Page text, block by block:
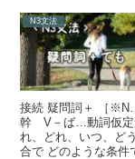
N3文法
接続 疑問詞＋ ［
幹 V－ば…動詞仮定
れ、どれ、いつ、ど
合で どのような条件